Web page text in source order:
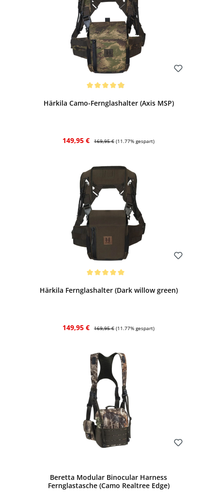
Härkila Camo-Fernglashalter (Axis MSP)
Verkaufspreis:
149,95 € Regulärer Preis:
169,95 € (11.77% gespart)
Härkila Fernglashalter (Dark willow green)
Verkaufspreis:
149,95 € Regulärer Preis:
169,95 € (11.77% gespart)
Beretta Modular Binocular Harness
Fernglastasche (Camo Realtree Edge)